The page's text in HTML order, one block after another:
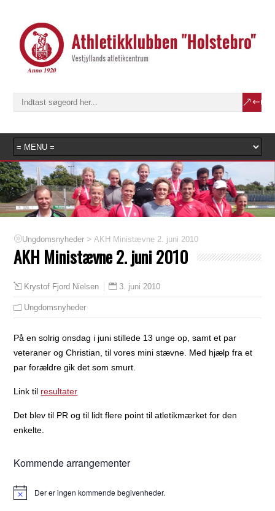
Ungdomsnyheder >AKH Ministævne 2. juni 2010
AKH Ministævne 2. juni 2010
Krystof Fjord Nielsen 3. juni 2010
Ungdomsnyheder
På en solrig onsdag i juni stillede 13 unge op, samt et par
veteraner og Christian, til vores mini stævne. Med hjælp fra et
par forældre gik det som smurt.
Link til resultater
Det blev til PR og til lidt flere point til atletikmærket for den
enkelte.
Kommende arrangementer
Notice Der er ingen kommende begivenheder.